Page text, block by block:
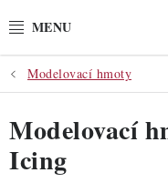
na
POTŘEBY
POMŮCKY
SUROVINY
Modelovací hmoty
Modelovací
Icing